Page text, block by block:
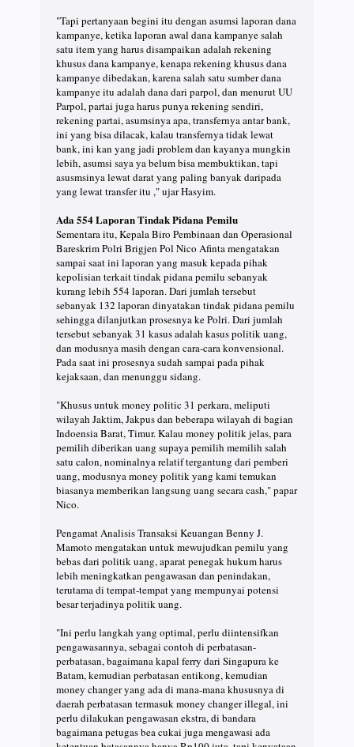
"Tapi pertanyaan begini itu dengan asumsi laporan dana
kampanye, ketika laporan awal dana kampanye salah
satu item yang harus disampaikan adalah rekening
khusus dana kampanye, kenapa rekening khusus dana
kampanye dibedakan, karena salah satu sumber dana
kampanye itu adalah dana dari parpol, dan menurut UU
Parpol, partai juga harus punya rekening sendiri,
rekening partai, asumsinya apa, transfernya antar bank,
ini yang bisa dilacak, kalau transfernya tidak lewat
bank, ini kan yang jadi problem dan kayanya mungkin
lebih, asumsi saya ya belum bisa membuktikan, tapi
asusmsinya lewat darat yang paling banyak daripada
yang lewat transfer itu ," ujar Hasyim.
Ada 554 Laporan Tindak Pidana Pemilu
Sementara itu, Kepala Biro Pembinaan dan Operasional
Bareskrim Polri Brigjen Pol Nico Afinta mengatakan
sampai saat ini laporan yang masuk kepada pihak
kepolisian terkait tindak pidana pemilu sebanyak
kurang lebih 554 laporan. Dari jumlah tersebut
sebanyak 132 laporan dinyatakan tindak pidana pemilu
sehingga dilanjutkan prosesnya ke Polri. Dari jumlah
tersebut sebanyak 31 kasus adalah kasus politik uang,
dan modusnya masih dengan cara-cara konvensional.
Pada saat ini prosesnya sudah sampai pada pihak
kejaksaan, dan menunggu sidang.
"Khusus untuk money politic 31 perkara, meliputi
wilayah Jaktim, Jakpus dan beberapa wilayah di bagian
Indoensia Barat, Timur. Kalau money politik jelas, para
pemilih diberikan uang supaya pemilih memilih salah
satu calon, nominalnya relatif tergantung dari pemberi
uang, modusnya money politik yang kami temukan
biasanya memberikan langsung uang secara cash," papar
Nico.
Pengamat Analisis Transaksi Keuangan Benny J.
Mamoto mengatakan untuk mewujudkan pemilu yang
bebas dari politik uang, aparat penegak hukum harus
lebih meningkatkan pengawasan dan penindakan,
terutama di tempat-tempat yang mempunyai potensi
besar terjadinya politik uang.
"Ini perlu langkah yang optimal, perlu diintensifkan
pengawasannya, sebagai contoh di perbatasan-
perbatasan, bagaimana kapal ferry dari Singapura ke
Batam, kemudian perbatasan entikong, kemudian
money changer yang ada di mana-mana khususnya di
daerah perbatasan termasuk money changer illegal, ini
perlu dilakukan pengawasan ekstra, di bandara
bagaimana petugas bea cukai juga mengawasi ada